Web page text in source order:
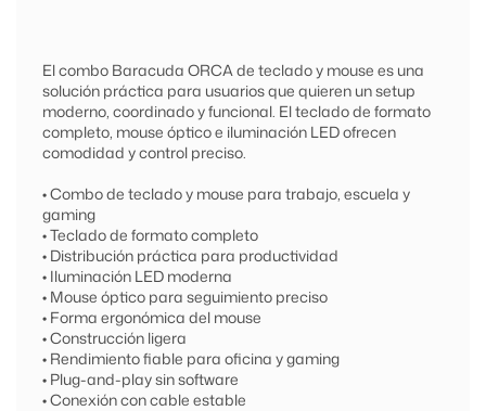
El combo Baracuda ORCA de teclado y mouse es una
solución práctica para usuarios que quieren un setup
moderno, coordinado y funcional. El teclado de formato
completo, mouse óptico e iluminación LED ofrecen
comodidad y control preciso.
• Combo de teclado y mouse para trabajo, escuela y
gaming
• Teclado de formato completo
• Distribución práctica para productividad
• Iluminación LED moderna
• Mouse óptico para seguimiento preciso
• Forma ergonómica del mouse
• Construcción ligera
• Rendimiento fiable para oficina y gaming
• Plug-and-play sin software
• Conexión con cable estable